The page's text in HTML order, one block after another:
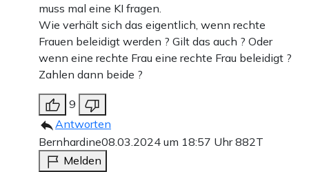
muss mal eine KI fragen.
Wie verhält sich das eigentlich, wenn rechte
Frauen beleidigt werden ? Gilt das auch ? Oder
wenn eine rechte Frau eine rechte Frau beleidigt ?
Zahlen dann beide ?
9
Antworten
Bernhardine08.03.2024 um 18:57 Uhr882T
Melden